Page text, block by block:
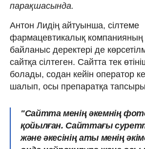
парақшасында.
Антон Лидің айтуынша, сілтеме
фармацевтикалық компанияның
байланыс деректері де
сайтқа сілтеген. Сайтта тек
болады, содан кейін оператор
шалып, осы препаратқа
"Сайтта менің әкемнің
қойылған. Сайттағы
және әкесінің аты менің